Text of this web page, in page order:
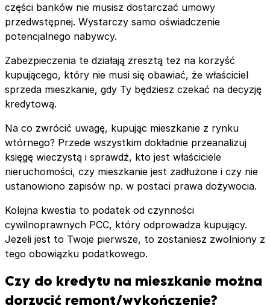
części banków nie musisz dostarczać umowy
przedwstępnej. Wystarczy samo oświadczenie
potencjalnego nabywcy.
Zabezpieczenia te działają zresztą też na korzyść
kupującego, który nie musi się obawiać, że właściciel
sprzeda mieszkanie, gdy Ty będziesz czekać na decyzję
kredytową.
Na co zwrócić uwagę, kupując mieszkanie z rynku
wtórnego? Przede wszystkim dokładnie przeanalizuj
księgę wieczystą i sprawdź, kto jest właściciele
nieruchomości, czy mieszkanie jest zadłużone i czy nie
ustanowiono zapisów np. w postaci prawa dożywocia.
Kolejna kwestia to podatek od czynności
cywilnoprawnych PCC, który odprowadza kupujący.
Jeżeli jest to Twoje pierwsze, to zostaniesz zwolniony z
tego obowiązku podatkowego.
Czy do kredytu na mieszkanie można
dorzucić remont/wykończenie?